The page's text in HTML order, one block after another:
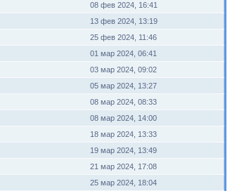
08 фев 2024, 16:41
13 фев 2024, 13:19
25 фев 2024, 11:46
01 мар 2024, 06:41
03 мар 2024, 09:02
05 мар 2024, 13:27
08 мар 2024, 08:33
08 мар 2024, 14:00
18 мар 2024, 13:33
19 мар 2024, 13:49
21 мар 2024, 17:08
25 мар 2024, 18:04